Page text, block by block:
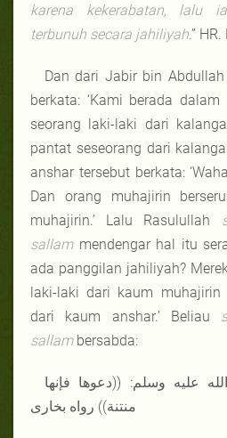
karena kekerabatan, lalu
terbunuh secara jahiliyah.”
Dan dari Jabir bin Abdullah
berkata: ‘Kami berada
seorang laki-laki dari
pantat seseorang dari
anshar tersebut berkata:
Dan orang muhajirin
muhajirin.’ Lalu Rasulullah
sallammendengar hal itu
ada panggilan jahiliyah?
laki-laki dari kaum
dari kaum anshar.’ Beliau
sallambersabda:
عليه وسلم: ((دعوها فإنها
منتنة)) رواه بخارى